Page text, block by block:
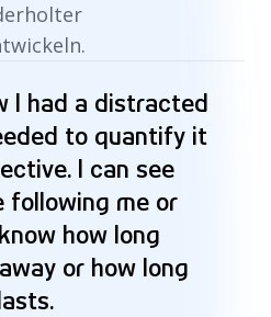
I had a distracted
to quantify it
I can see
following me or
how long
or how long